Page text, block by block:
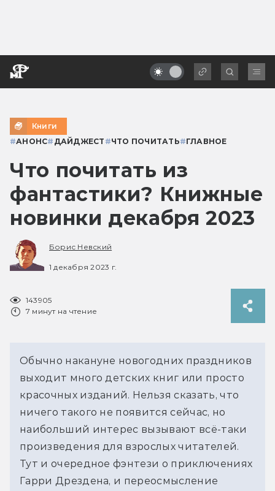
Книги
#АНОНС# ДАЙДЖЕСТ #ЧТО ПОЧИТАТЬ#ГЛАВНОЕ
Что почитать из
фантастики? Книжные
новинки декабря 2023
Борис Невский
1 декабря 2023 г.
143905
7 минут на чтение
Обычно накануне новогодних праздников
выходит много детских книг или просто
красочных изданий. Нельзя сказать, что
ничего такого не появится сейчас, но
наибольший интерес вызывают всё-таки
произведения для взрослых читателей.
Тут и очередное фэнтези о приключениях
Гарри Дрездена, и переосмысление